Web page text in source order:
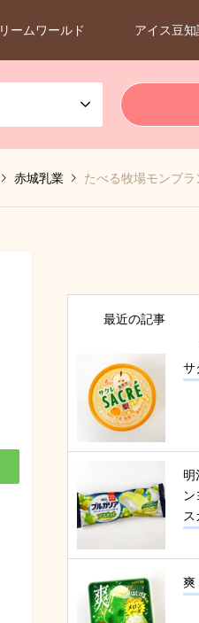
ームワールド アイス豆知
赤城乳業 たべる牧場モンブラ
最近の記事
サ
明
ス
爽